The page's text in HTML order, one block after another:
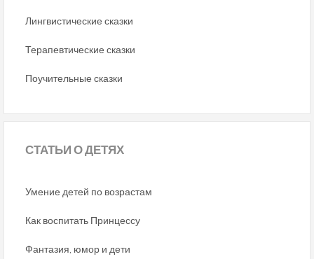
Лингвистические сказки
Терапевтические сказки
Поучительные сказки
СТАТЬИО ДЕТЯХ
Умение детей по возрастам
Как воспитать Принцессу
Фантазия, юмор и дети